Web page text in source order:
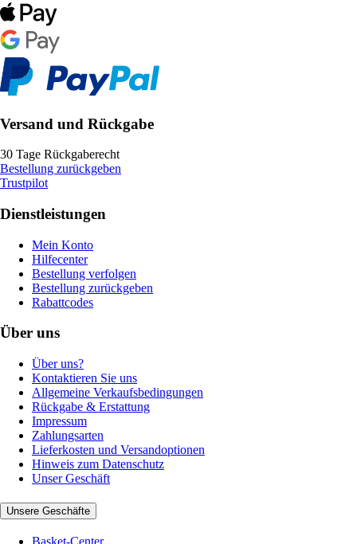
Versand und Rückgabe
30 Tage Rückgaberecht
Bestellung zurückgeben
Trustpilot
Dienstleistungen
Mein Konto
Hilfecenter
Bestellung verfolgen
Bestellung zurückgeben
Rabattcodes
Über uns
Über uns?
Kontaktieren Sie uns
Allgemeine Verkaufsbedingungen
Rückgabe & Erstattung
Impressum
Zahlungsarten
Lieferkosten und Versandoptionen
Hinweis zum Datenschutz
Unser Geschäft
Unsere Geschäfte
Basket-Center